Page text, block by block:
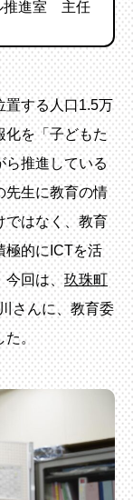
推進室 主任
置する人口1.5万
化を「子どもた
ら推進している
先生に教育の情
ではなく、教育
極的にICTを活
今回は、玖珠町
さんに、教育委
た。